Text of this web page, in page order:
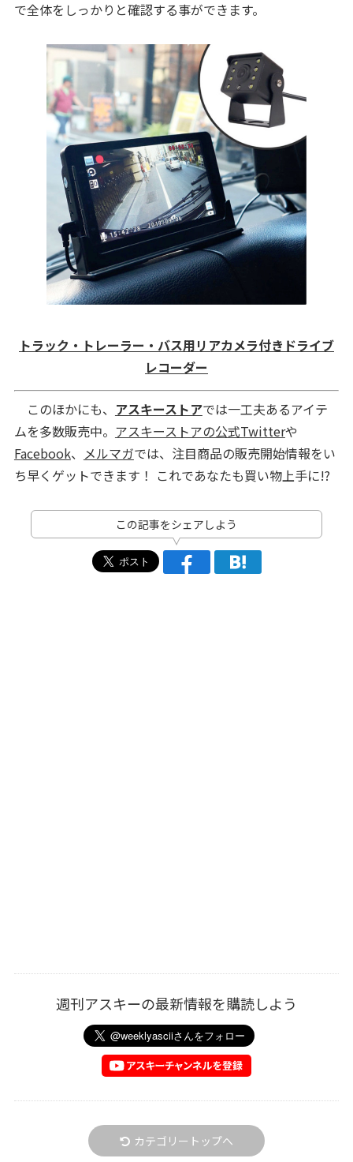
で全体をしっかりと確認する事ができます。
トラック・トレーラー・バス用リアカメラ付きドライブ
レコーダー
このほかにも、 アスキーストアでは一工夫あるアイテ
ムを多数販売中。 アスキーストアの公式Twitterや
Facebook、 メルマガでは、注目商品の販売開始情報をい
ち早くゲットできます！ これであなたも買い物上手に!?
この記事をシェアしよう
週刊アスキーの最新情報を購読しよう
カテゴリートップへ